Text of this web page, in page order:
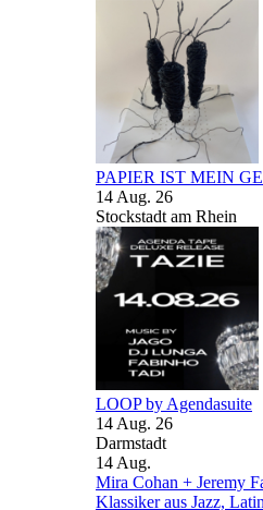
PAPIER IST MEIN
14 Aug. 26
Stockstadt am Rhein
LOOP by Agendasuite
14 Aug. 26
Darmstadt
14 Aug.
Mira Cohan + Jeremy
Klassiker aus Jazz,